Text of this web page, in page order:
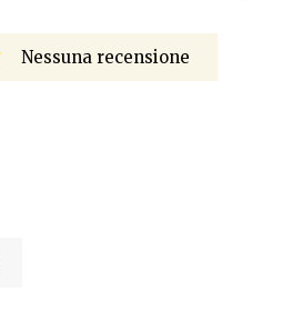
Nessuna recensione